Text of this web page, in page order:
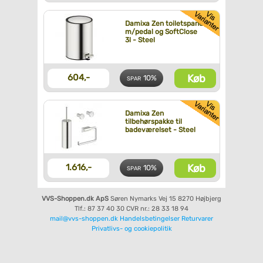
Damixa Zen toiletspand
m/pedal og SoftClose
3l - Steel
604,- SPAR 10% Køb
Damixa Zen
tilbehørspakke til
badeværelset - Steel
1.616,- SPAR 10% Køb
VVS-Shoppen.dk ApS Søren Nymarks Vej 15 8270 Højbjerg
Tlf.: 87 37 40 30 CVR nr.: 28 33 18 94
mail@vvs-shoppen.dk Handelsbetingelser Returvarer
Privatlivs- og cookiepolitik